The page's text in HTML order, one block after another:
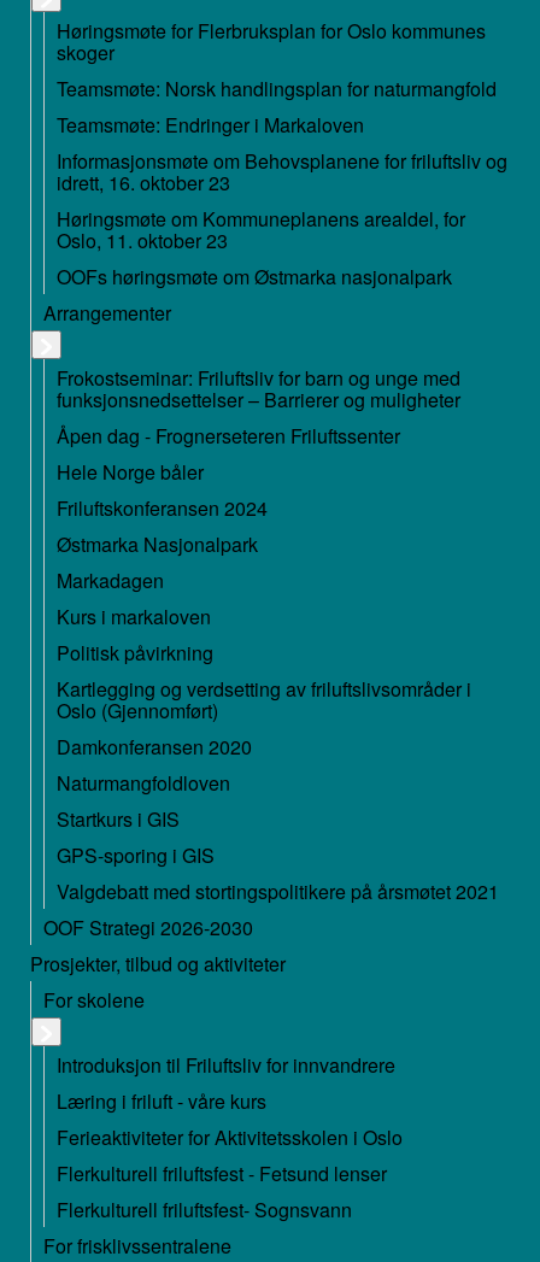
Høringsmøte for Flerbruksplan for Oslo kommunes
skoger
Teamsmøte: Norsk handlingsplan for naturmangfold
Teamsmøte: Endringer i Markaloven
Informasjonsmøte om Behovsplanene for friluftsliv og
idrett, 16. oktober 23
Høringsmøte om Kommuneplanens arealdel, for
Oslo, 11. oktober 23
OOFs høringsmøte om Østmarka nasjonalpark
Arrangementer
Frokostseminar: Friluftsliv for barn og unge med
funksjonsnedsettelser – Barrierer og muligheter
Åpen dag - Frognerseteren Friluftssenter
Hele Norge båler
Friluftskonferansen 2024
Østmarka Nasjonalpark
Markadagen
Kurs i markaloven
Politisk påvirkning
Kartlegging og verdsetting av friluftslivsområder i
Oslo (Gjennomført)
Damkonferansen 2020
Naturmangfoldloven
Startkurs i GIS
GPS-sporing i GIS
Valgdebatt med stortingspolitikere på årsmøtet 2021
OOF Strategi 2026-2030
Prosjekter, tilbud og aktiviteter
For skolene
Introduksjon til Friluftsliv for innvandrere
Læring i friluft - våre kurs
Ferieaktiviteter for Aktivitetsskolen i Oslo
Flerkulturell friluftsfest - Fetsund lenser
Flerkulturell friluftsfest- Sognsvann
For frisklivssentralene